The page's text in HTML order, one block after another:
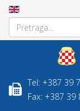
Tel: +387 39
Fax: +387 39